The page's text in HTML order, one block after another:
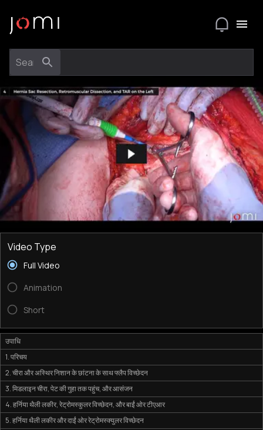
Video Type
Full Video
Animation
Short
उपाधि
1. परिचय
2. चीरा और अस्थिर निशान के छांटना के साथ फ्लैप विच्छेदन
3. मिडलाइन चीरा, पेट की गुहा तक पहुंच, और आसंजन
4. हर्निया थैली लकीर, रेट्रोमस्कुलर विच्छेदन, और बाईं ओर टीएआर
5. हर्निया थैली लकीर और दाईं ओर रेट्रोमस्क्युलर विच्छेदन